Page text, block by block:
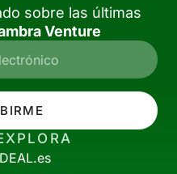
sobre las últimas
Venture